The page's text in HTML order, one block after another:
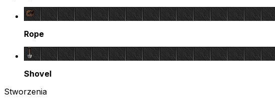
Rope
Shovel
Stworzenia